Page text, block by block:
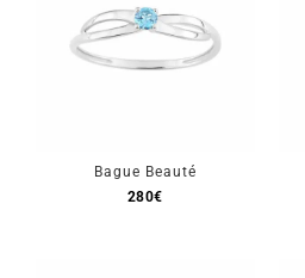
SECONDE MAIN
Mon CompteBague Beauté
280€